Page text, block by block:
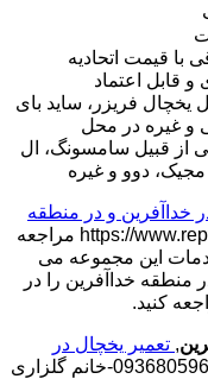
با قیمت اتحادیه
و قابل اعتماد
یخچال فریزر، ساید بای
و غیره در محل
از قبیل سامسونگ، ال
مجیک، دوو و غیره
خداآفرین و در منطقه
می توانید به وب سایت https://www.repfridge.ir مراجعه
خدمات این مجموعه می
منطقه خداآفرین را در
کنید.
, تعمیر یخچال در
,با- 09368059612-خانم گلزاری